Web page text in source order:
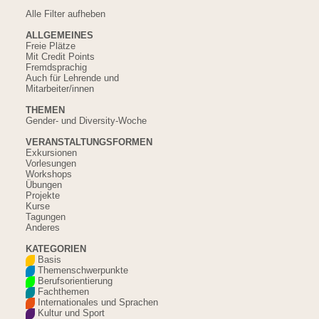
Alle Filter aufheben
ALLGEMEINES
Freie Plätze
Mit Credit Points
Fremdsprachig
Auch für Lehrende und
Mitarbeiter/innen
THEMEN
Gender- und Diversity-Woche
VERANSTALTUNGSFORMEN
Exkursionen
Vorlesungen
Workshops
Übungen
Projekte
Kurse
Tagungen
Anderes
KATEGORIEN
Basis
Themenschwerpunkte
Berufsorientierung
Fachthemen
Internationales und Sprachen
Kultur und Sport